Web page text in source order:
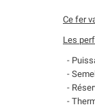
Ce fer
Les
-
-
-
-